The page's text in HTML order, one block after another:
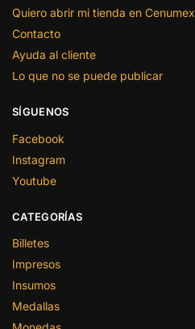
Quiero abrir mi tienda en Cenumex
Contacto
Ayuda al cliente
Lo que no se puede publicar
SÍGUENOS
Facebook
Instagram
Youtube
CATEGORÍAS
Billetes
Impresos
Insumos
Medallas